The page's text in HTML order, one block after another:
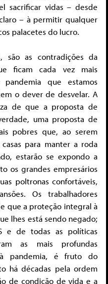
sacrificar vidas – desde
– à permitir qualquer
palacetes do lucro.
são as contradições da
ficam cada vez mais
que estamos
o dever de desvelar. A
de que a proposta de
uma proposta de
pobres que, ao serem
para manter a roda
estarão se expondo a
os grandes empresários
poltronas confortáveis,
Os trabalhadores
que a proteção integral à
lhes está sendo negado;
e de todas as políticas
as mais profundas
pandemia, é fruto do
há décadas pela ordem
de condição de vida e a